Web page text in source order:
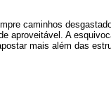
caminhos
aproveitável. A
mais além das